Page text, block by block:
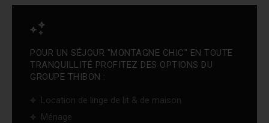
POUR UN SÉJOUR "MONTAGNE CHIC" EN TOUTE
TRANQUILLITÉ PROFITEZ DES OPTIONS DU
GROUPE THIBON :
Location de linge de lit & de maison
Ménage